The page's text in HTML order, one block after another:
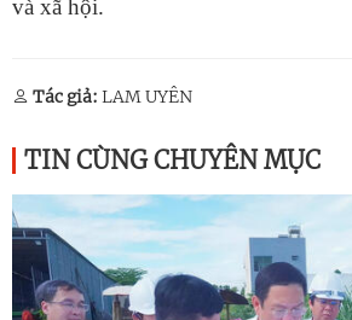
và xã hội.
Tác giả: LAM UYÊN
TIN CÙNG CHUYÊN MỤC